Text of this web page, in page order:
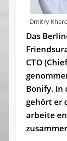
Dmitry
Das
CTO
Bonify. In
gehört er
arbeite